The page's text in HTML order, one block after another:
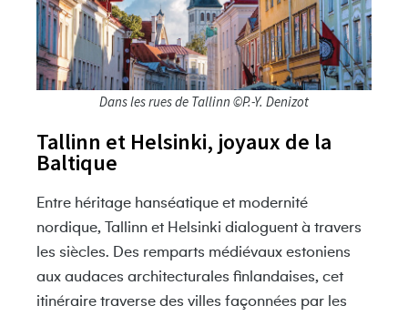
Dans les rues de Tallinn ©P.-Y. Denizot
Tallinn et Helsinki, joyaux de la
Baltique
Entre héritage hanséatique et modernité
nordique, Tallinn et Helsinki dialoguent à travers
les siècles. Des remparts médiévaux estoniens
aux audaces architecturales finlandaises, cet
itinéraire traverse des villes façonnées par les